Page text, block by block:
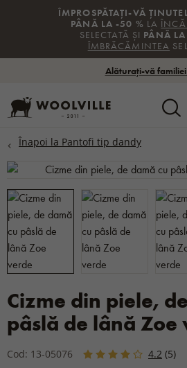
ÎMPROSPĂTAȚI-VĂ
PÂNĂ LA -50 % LA
SELECTATĂ ȘI PÂNĂ
ÎMBRĂCĂMINTEA
Alăturați-vă
Cizme din piele,
pâslă de lână Zoe
Cod: 13-05076 4.2 (5)